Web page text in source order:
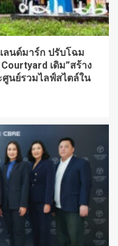
ลนด์มาร์ก ปรับโฉม
เดิม”สร้าง
นย์รวมไลฟ์สไตล์ใน